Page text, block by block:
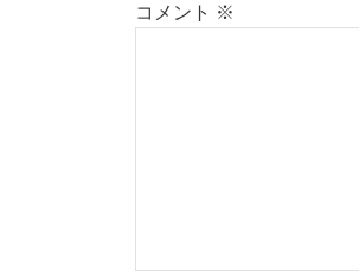
コメント ※